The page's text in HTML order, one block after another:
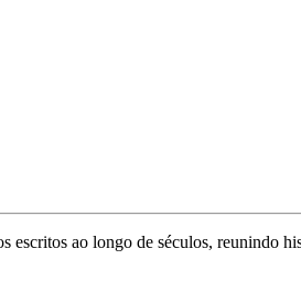
ao longo de séculos, reunindo